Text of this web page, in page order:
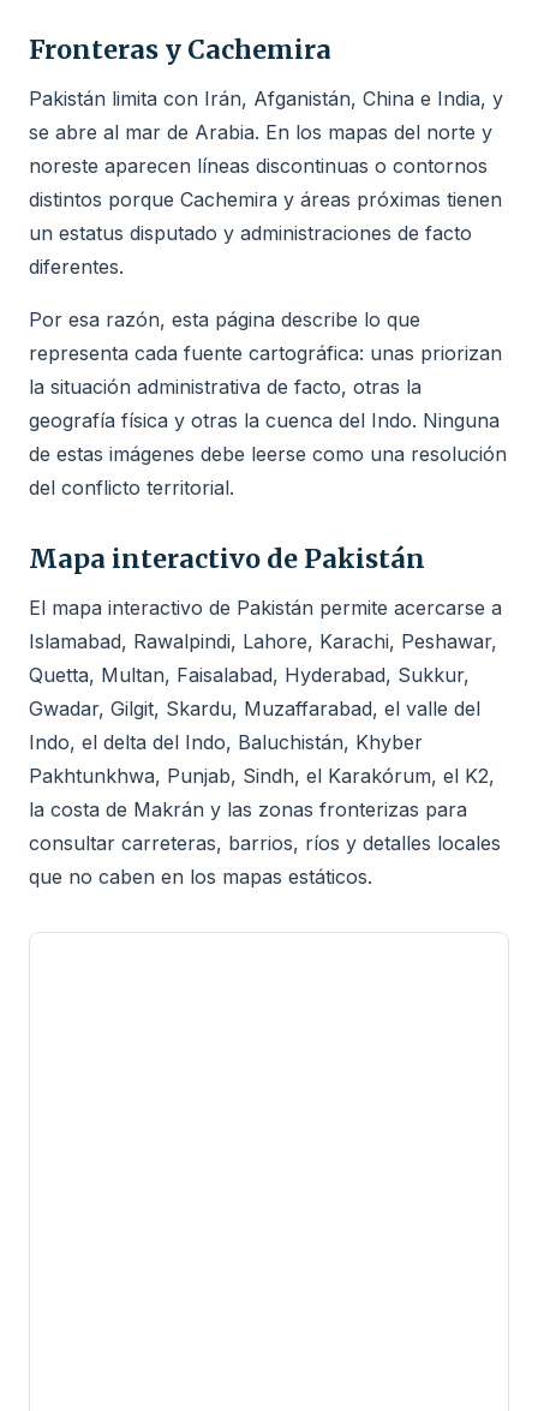
Fronteras y Cachemira
Pakistán limita con Irán, Afganistán, China e India, y
se abre al mar de Arabia. En los mapas del norte y
noreste aparecen líneas discontinuas o contornos
distintos porque Cachemira y áreas próximas tienen
un estatus disputado y administraciones de facto
diferentes.
Por esa razón, esta página describe lo que
representa cada fuente cartográfica: unas priorizan
la situación administrativa de facto, otras la
geografía física y otras la cuenca del Indo. Ninguna
de estas imágenes debe leerse como una resolución
del conflicto territorial.
Mapa interactivo de Pakistán
El mapa interactivo de Pakistán permite acercarse a
Islamabad, Rawalpindi, Lahore, Karachi, Peshawar,
Quetta, Multan, Faisalabad, Hyderabad, Sukkur,
Gwadar, Gilgit, Skardu, Muzaffarabad, el valle del
Indo, el delta del Indo, Baluchistán, Khyber
Pakhtunkhwa, Punjab, Sindh, el Karakórum, el K2,
la costa de Makrán y las zonas fronterizas para
consultar carreteras, barrios, ríos y detalles locales
que no caben en los mapas estáticos.